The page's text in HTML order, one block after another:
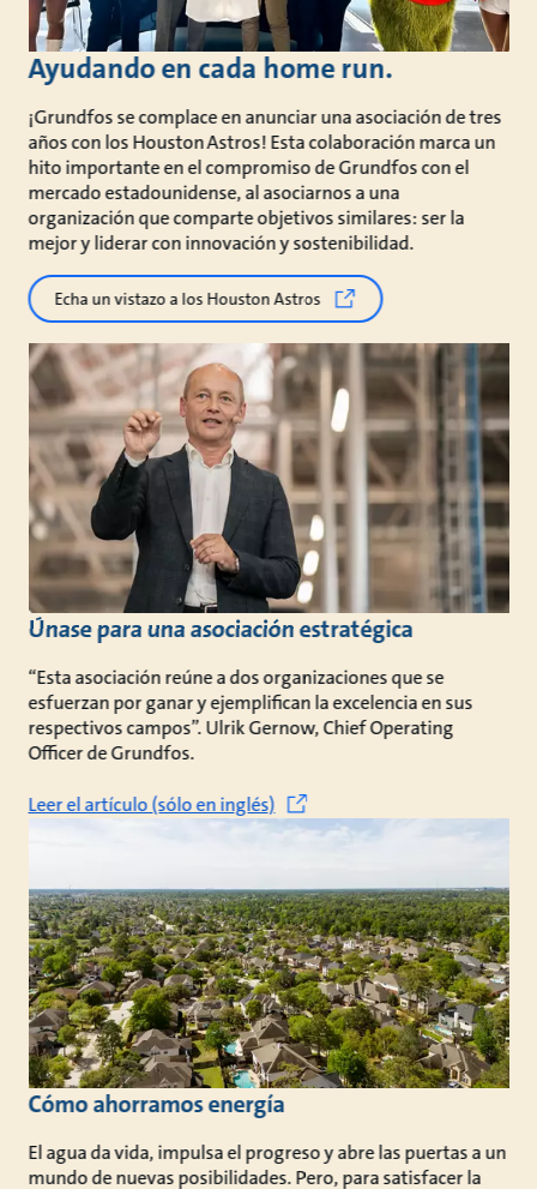
Ayudando en cada home run.
¡Grundfos se complace en anunciar una asociación de tres
años con los Houston Astros! Esta colaboración marca un
hito importante en el compromiso de Grundfos con el
mercado estadounidense, al asociarnos a una
organización que comparte objetivos similares: ser la
mejor y liderar con innovación y sostenibilidad.
Echa un vistazo a los Houston Astros
Únase para una asociación estratégica
“Esta asociación reúne a dos organizaciones que se
esfuerzan por ganar y ejemplifican la excelencia en sus
respectivos campos”. Ulrik Gernow, Chief Operating
Officer de Grundfos.
Leer el artículo (sólo en inglés)
Cómo ahorramos energía
El agua da vida, impulsa el progreso y abre las puertas a un
mundo de nuevas posibilidades. Pero, para satisfacer la